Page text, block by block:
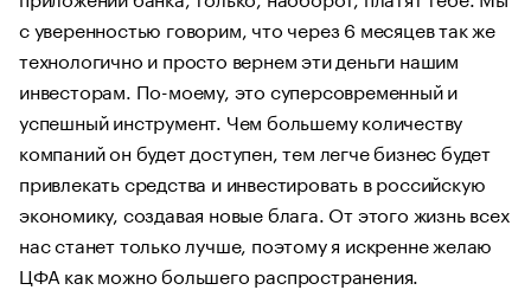
с уверенностью говорим, что через 6 месяцев так же
технологично и просто вернем эти деньги нашим
инвесторам. По-моему, это суперсовременный и
успешный инструмент. Чем большему количеству
компаний он будет доступен, тем легче бизнес будет
привлекать средства и инвестировать в российскую
экономику, создавая новые блага. От этого жизнь всех
нас станет только лучше, поэтому я искренне желаю
ЦФА как можно большего распространения.